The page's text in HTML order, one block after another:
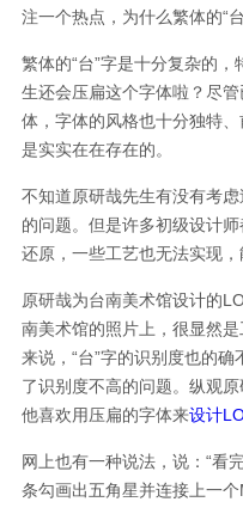
注一个热点，为什么繁体的“
繁体的“台”字是十分复杂的
生还会压扁这个字体啦？尽
体，字体的风格也十分独特
是实实在在存在的。
不知道原研哉先生有没有考
的问题。但是许多初级设计
还原，一些工艺也无法实现，
原研哉为台南美术馆设计的
南美术馆的照片上，很显然
来说，“台”字的识别度也的
了识别度不高的问题。纵观
他喜欢用压扁的字体来设计
网上也有一种说法，说：“看
条勾画出五角星并连接上一